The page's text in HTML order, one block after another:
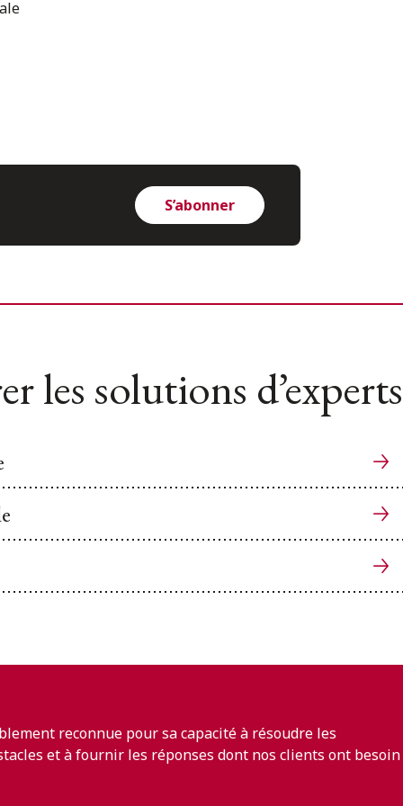
S’abonner
les solutions d’experts
reconnue pour sa capacité à résoudre les
et à fournir les réponses dont nos clients ont besoin